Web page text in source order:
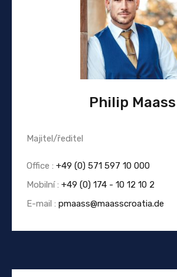
Philip Maass
Majitel/ředitel
Office : +49 (0) 571 597 10 000
Mobilní : +49 (0) 174 - 10 12 10 2
E-mail : pmaass@maasscroatia.de